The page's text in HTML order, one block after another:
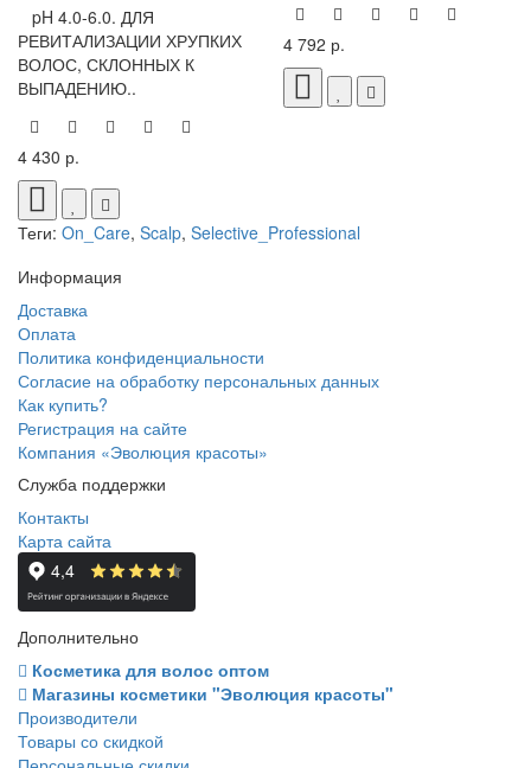
pH 4.0-6.0. ДЛЯ
РЕВИТАЛИЗАЦИИ ХРУПКИХ
ВОЛОС, СКЛОННЫХ К
ВЫПАДЕНИЮ..
4 430 р.
4 792 р.
Теги: On_Care, Scalp, Selective_Professional
Информация
Доставка
Оплата
Политика конфиденциальности
Согласие на обработку персональных данных
Как купить?
Регистрация на сайте
Компания «Эволюция красоты»
Служба поддержки
Контакты
Карта сайта
Дополнительно
Косметика для волос оптом
Магазины косметики "Эволюция красоты"
Производители
Товары со скидкой